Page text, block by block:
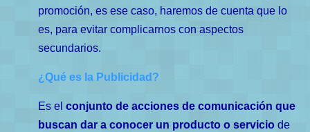
promoción, es ese caso, haremos de cuenta que lo
es, para evitar complicarnos con aspectos
secundarios.
¿Qué es la Publicidad?
Es el conjunto de acciones de comunicación que
buscan dar a conocer un producto o serviciode